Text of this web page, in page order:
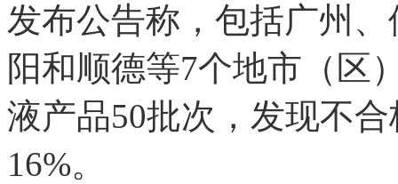
发布公告称，包括广州
阳和顺德等7个地市（区
液产品50批次，发现不
16%。